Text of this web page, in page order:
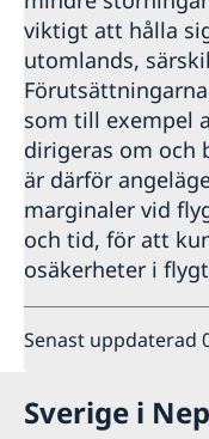
viktigt att hålla
utomlands,
som till exempel
dirigeras om och
är därför
marginaler vid
och tid, för att
osäkerheter i
Senast uppdaterad
Sverige i